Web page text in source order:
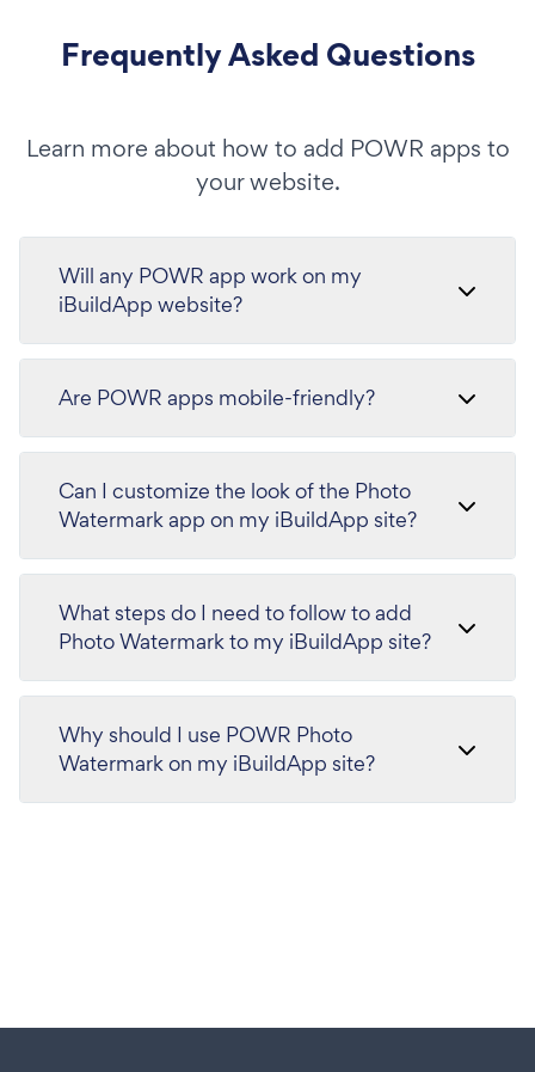
Frequently Asked Questions
Learn more about how to add POWR apps to
your website.
Will any POWR app work on my
iBuildApp website?
Are POWR apps mobile-friendly?
Can I customize the look of the Photo
Watermark app on my iBuildApp site?
What steps do I need to follow to add
Photo Watermark to my iBuildApp site?
Why should I use POWR Photo
Watermark on my iBuildApp site?